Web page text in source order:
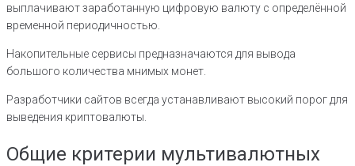
выплачивают заработанную цифровую валюту с определённой
временной периодичностью.
Накопительные сервисы предназначаются для вывода
большого количества мнимых монет.
Разработчики сайтов всегда устанавливают высокий порог для
выведения криптовалюты.
Общие критерии мультивалютных